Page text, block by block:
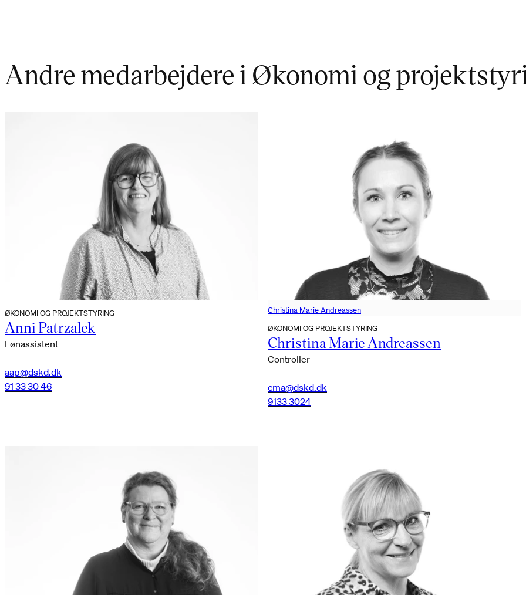
Andre medarbejdere i Økonomi og
ØKONOMI OG PROJEKTSTYRING
Anni Patrzalek
Lønassistent
aap@dskd.dk
91 33 30 46
Christina Marie Andreassen
ØKONOMI OG PROJEKTSTYRING
Christina Marie Andreassen
Controller
cma@dskd.dk
9133 3024